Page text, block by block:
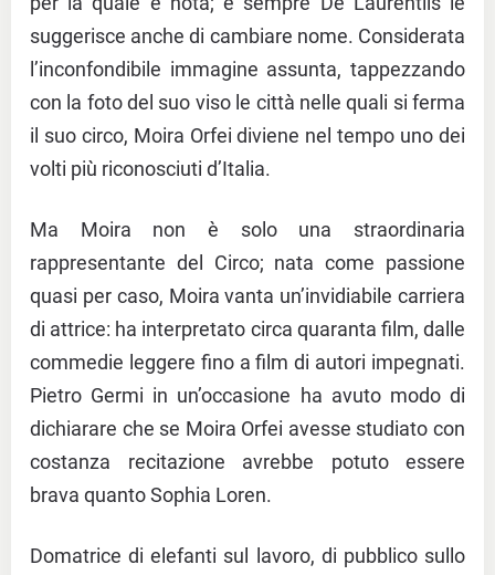
suggerisce anche di cambiare nome. Considerata
l’inconfondibile immagine assunta, tappezzando
con la foto del suo viso le città nelle quali si ferma
il suo circo, Moira Orfei diviene nel tempo uno dei
volti più riconosciuti d’Italia.
Ma Moira non è solo una straordinaria
rappresentante del Circo; nata come passione
quasi per caso, Moira vanta un’invidiabile carriera
di attrice: ha interpretato circa quaranta film, dalle
commedie leggere fino a film di autori impegnati.
Pietro Germi in un’occasione ha avuto modo di
dichiarare che se Moira Orfei avesse studiato con
costanza recitazione avrebbe potuto essere
brava quanto Sophia Loren.
Domatrice di elefanti sul lavoro, di pubblico sullo